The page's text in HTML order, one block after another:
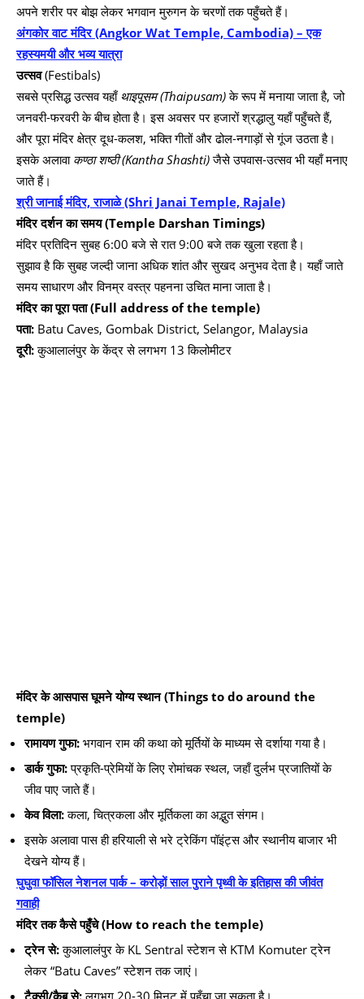
अपने शरीर पर बोझ लेकर भगवान मुरुगन के चरणों तक पहुँचते हैं।
अंगकोर वाट मंदिर (Angkor Wat Temple, Cambodia) – एक
रहस्यमयी और भव्य यात्रा
उत्सव(Festibals)
सबसे प्रसिद्ध उत्सव यहाँ थाइपूसम (Thaipusam)के रूप में मनाया जाता है, जो
जनवरी-फरवरी के बीच होता है। इस अवसर पर हजारों श्रद्धालु यहाँ पहुँचते हैं,
और पूरा मंदिर क्षेत्र दूध-कलश, भक्ति गीतों और ढोल-नगाड़ों से गूंज उठता है।
इसके अलावा कण्ठा शष्ठी (Kantha Shashti)जैसे उपवास-उत्सव भी यहाँ मनाए
जाते हैं।
श्री जानाई मंदिर, राजाळे (Shri Janai Temple, Rajale)
मंदिर दर्शन का समय (Temple Darshan Timings)
मंदिर प्रतिदिन सुबह 6:00 बजे से रात 9:00 बजे तक खुला रहता है।
सुझाव है कि सुबह जल्दी जाना अधिक शांत और सुखद अनुभव देता है। यहाँ जाते
समय साधारण और विनम्र वस्त्र पहनना उचित माना जाता है।
मंदिर का पूरा पता (Full address of the temple)
पता: Batu Caves, Gombak District, Selangor, Malaysia
दूरी:कुआलालंपुर के केंद्र से लगभग 13 किलोमीटर
मंदिर के आसपास घूमने योग्य स्थान (Things to do around the
temple)
रामायण गुफा: भगवान राम की कथा को मूर्तियों के माध्यम से दर्शाया गया है।
डार्क गुफा:प्रकृति-प्रेमियों के लिए रोमांचक स्थल, जहाँ दुर्लभ प्रजातियों के
जीव पाए जाते हैं।
केव विला:कला, चित्रकला और मूर्तिकला का अद्भुत संगम।
इसके अलावा पास ही हरियाली से भरे ट्रेकिंग पॉइंट्स और स्थानीय बाजार भी
देखने योग्य हैं।
घुघुवा फॉसिल नेशनल पार्क – करोड़ों साल पुराने पृथ्वी के इतिहास की जीवंत
गवाही
मंदिर तक कैसे पहुँचे (How to reach the temple)
ट्रेन से:कुआलालंपुर के KL Sentral स्टेशन से KTM Komuter ट्रेन
लेकर “Batu Caves” स्टेशन तक जाएं।